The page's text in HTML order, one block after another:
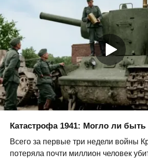
Катастрофа 1941: Могло ли быть
Всего за первые три недели войны
потеряла почти миллион человек